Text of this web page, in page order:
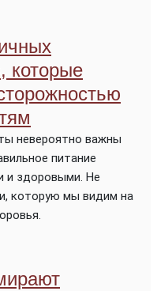
которые
невероятно важны
питание
и здоровыми. Не
которую мы видим на